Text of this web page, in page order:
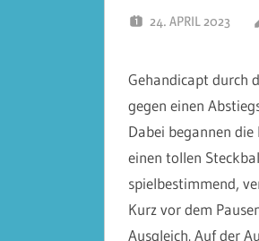
24. APRIL 2023
Gehandicapt durch
gegen einen
Dabei begannen
einen tollen
spielbestimmend,
Kurz vor dem
Ausgleich. Auf der